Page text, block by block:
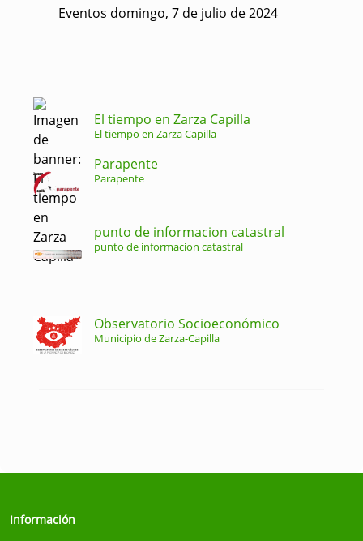
Eventos domingo, 7 de julio de 2024
El tiempo en Zarza Capilla
El tiempo en Zarza Capilla
Parapente
Parapente
punto de informacion catastral
punto de informacion catastral
Observatorio Socioeconómico
Municipio de Zarza-Capilla
Información